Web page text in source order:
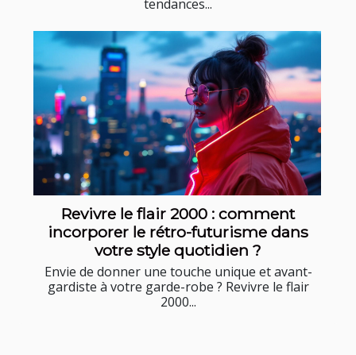
tendances...
Revivre le flair 2000 : comment
incorporer le rétro-futurisme dans
votre style quotidien ?
Envie de donner une touche unique et avant-
gardiste à votre garde-robe ? Revivre le flair
2000...